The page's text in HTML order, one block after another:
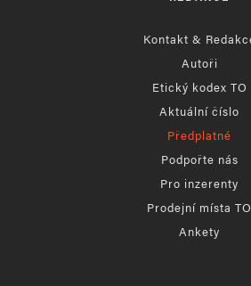
Kontakt &
Autoři
Etický kodex TO
Aktuální číslo
Předplatné
Podpořte nás
Pro inzerenty
Prodejní místa TO
Ankety